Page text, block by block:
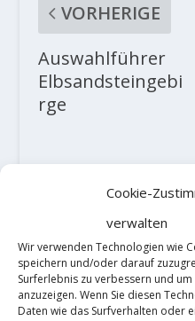
Cookie-
verwalten
Wir verwenden Technologien wie
speichern und/oder darauf
Surferlebnis zu verbessern und
anzuzeigen. Wenn Sie diesen
Daten wie das Surfverhalten oder
VORHERIGE
Auswahlführer
Elbsandsteingebi
rge